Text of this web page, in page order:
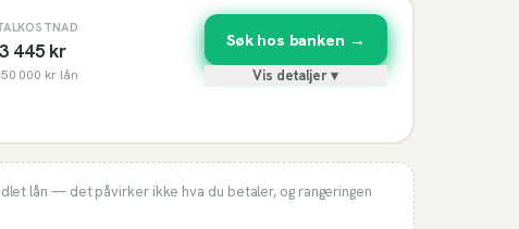
445 kr
000 kr lån
Søk hos banken →
Vis detaljer ▾
lån — det påvirker ikke hva du betaler, og rangeringen